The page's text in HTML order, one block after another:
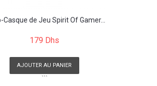
Casque de Jeu Spirit Of Gamer...
179 Dhs
AJOUTER AU PANIER
```